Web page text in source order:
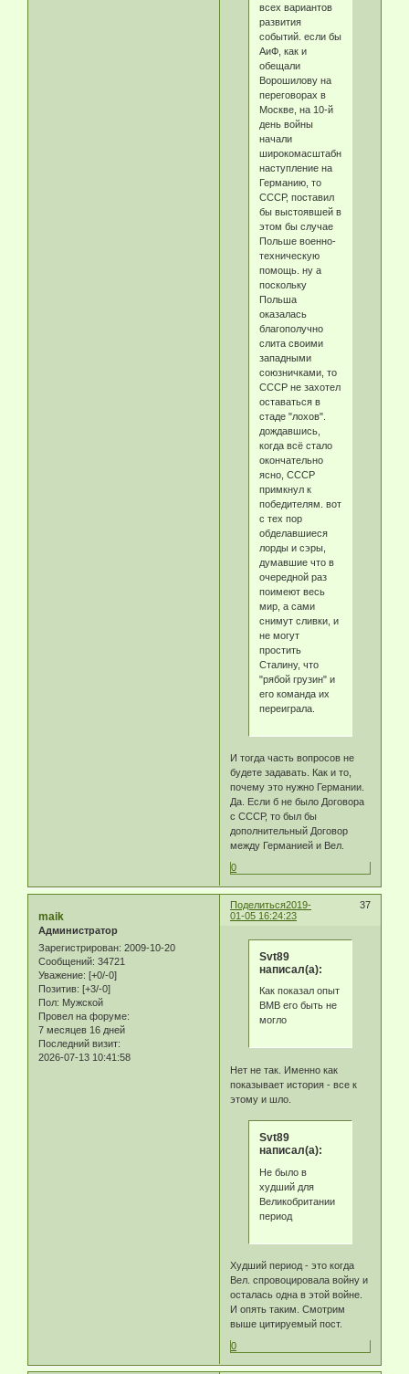
всех вариантов
развития
событий. если бы
АиФ, как и
обещали
Ворошилову на
переговорах в
Москве, на 10-й
день войны
начали
широкомасштабное
наступление на
Германию, то
СССР, поставил
бы выстоявшей в
этом бы случае
Польше военно-
техническую
помощь. ну а
поскольку
Польша
оказалась
благополучно
слита своими
западными
союзничками, то
СССР не захотел
оставаться в
стаде "лохов".
дождавшись,
когда всё стало
окончательно
ясно, СССР
примкнул к
победителям. вот
с тех пор
обделавшиеся
лорды и сэры,
думавшие что в
очередной раз
поимеют весь
мир, а сами
снимут сливки, и
не могут
простить
Сталину, что
"рябой грузин" и
его команда их
переиграла.
И тогда часть вопросов не
будете задавать. Как и то,
почему это нужно Германии.
Да. Если б не было Договора
с СССР, то был бы
дополнительный Договор
между Германией и Вел.
0
Поделиться 37
2019-
01-05 16:24:23
maik
Администратор
Зарегистрирован: 2009-10-20
Сообщений: 34721
Уважение: [+0/-0]
Позитив: [+3/-0]
Пол: Мужской
Провел на форуме:
7 месяцев 16 дней
Последний визит:
2026-07-13 10:41:58
Svt89
написал(а):
Как показал опыт
ВМВ его быть не
могло
Нет не так. Именно как
показывает история - все к
этому и шло.
Svt89
написал(а):
Не было в
худший для
Великобритании
период
Худший период - это когда
Вел. спровоцировала войну и
осталась одна в этой войне.
И опять таким. Смотрим
выше цитируемый пост.
0